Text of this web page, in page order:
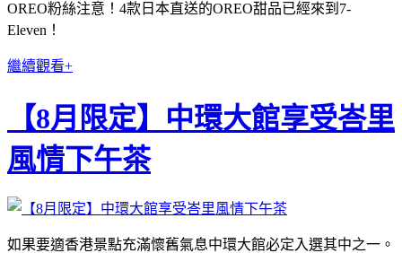
OREO粉絲注意！4款日本直送的OREO甜品已經來到7-
Eleven！
繼續觀看+
【8月限定】中環大館享受峇里
風情下午茶
如果要適香港景點充滿懷舊氣息中環大館必定入選其中之一。